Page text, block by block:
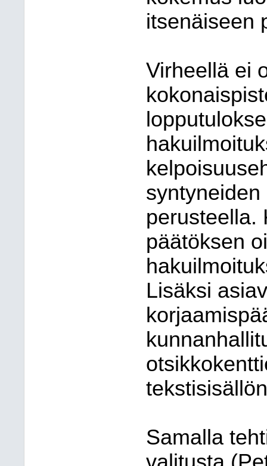
itsenäiseen
Virheellä ei
perusteella.
päätöksen
Lisäksi
Samalla